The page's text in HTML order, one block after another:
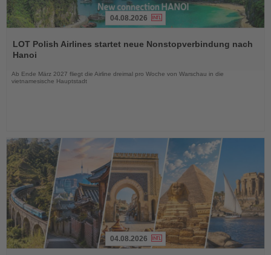
Sie
die
04.08.2026
LOT Polish Airlines startet neue Nonstopverbindung nach
Hanoi
Ab Ende März 2027 fliegt die Airline dreimal pro Woche von Warschau in die
vietnamesische Hauptstadt
04.08.2026